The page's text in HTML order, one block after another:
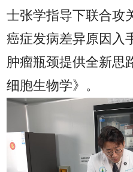
士张学指导下联合攻
癌症发病差异原因入
肿瘤瓶颈提供全新思
细胞生物学》。